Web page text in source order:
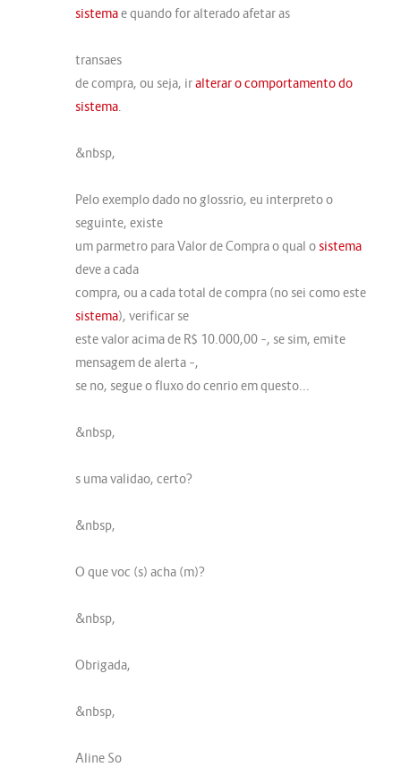
sistemae quando for alterado afetar as
transaes
de compra, ou seja, iralterar o comportamento do
sistema.
&nbsp,
Pelo exemplo dado no glossrio, eu interpreto o
seguinte, existe
um parmetro para Valor de Compra o qual osistema
deve a cada
compra, ou a cada total de compra (no sei como este
sistema), verificar se
este valor acima de R$ 10.000,00 –, se sim, emite
mensagem de alerta –,
se no, segue o fluxo do cenrio em questo...
&nbsp,
s uma validao, certo?
&nbsp,
O que voc (s) acha (m)?
&nbsp,
Obrigada,
&nbsp,
Aline So